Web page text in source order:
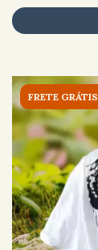
FRETE GRÁTIS